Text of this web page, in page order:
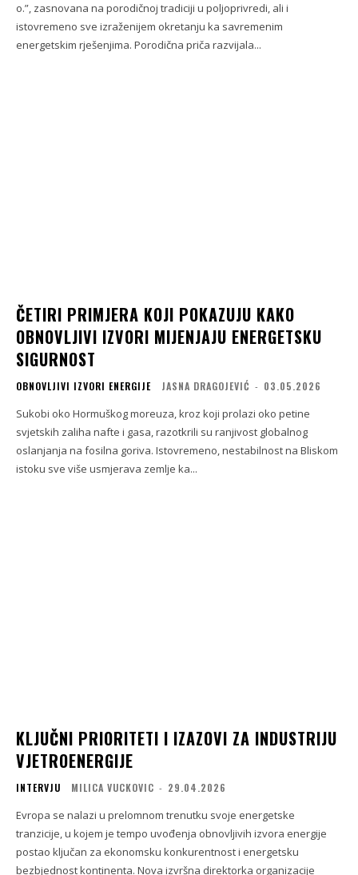
o.”, zasnovana na porodičnoj tradiciji u poljoprivredi, ali i
istovremeno sve izraženijem okretanju ka savremenim
energetskim rješenjima. Porodična priča razvijala...
ČETIRI PRIMJERA KOJI POKAZUJU KAKO
OBNOVLJIVI IZVORI MIJENJAJU ENERGETSKU
SIGURNOST
OBNOVLJIVI IZVORI ENERGIJE JASNA DRAGOJEVIĆ - 03.05.2026
Sukobi oko Hormuškog moreuza, kroz koji prolazi oko petine
svjetskih zaliha nafte i gasa, razotkrili su ranjivost globalnog
oslanjanja na fosilna goriva. Istovremeno, nestabilnost na Bliskom
istoku sve više usmjerava zemlje ka...
KLJUČNI PRIORITETI I IZAZOVI ZA INDUSTRIJU
VJETROENERGIJE
INTERVJU MILICA VUCKOVIC - 29.04.2026
Evropa se nalazi u prelomnom trenutku svoje energetske
tranzicije, u kojem je tempo uvođenja obnovljivih izvora energije
postao ključan za ekonomsku konkurentnost i energetsku
bezbjednost kontinenta. Nova izvršna direktorka organizacije